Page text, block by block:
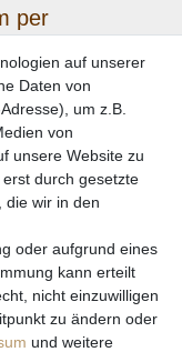
per
auf unserer
Daten von
um z.B.
von
unsere Website zu
durch gesetzte
die wir in den
oder aufgrund eines
kann erteilt
nicht einzuwilligen
zu ändern oder
und weitere